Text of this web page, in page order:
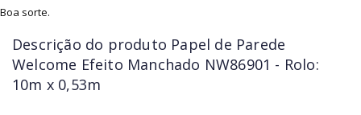
Boa sorte.
Descrição do produto Papel de Parede
Welcome Efeito Manchado NW86901 - Rolo:
10m x 0,53m